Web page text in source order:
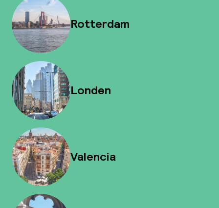
Rotterdam
Londen
Valencia